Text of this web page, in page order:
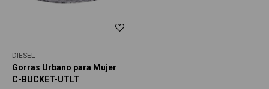
DIESEL
Gorras Urbano para Mujer
C-BUCKET-UTLT